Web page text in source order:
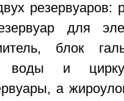
резервуаров:
для
блок
воды и
а